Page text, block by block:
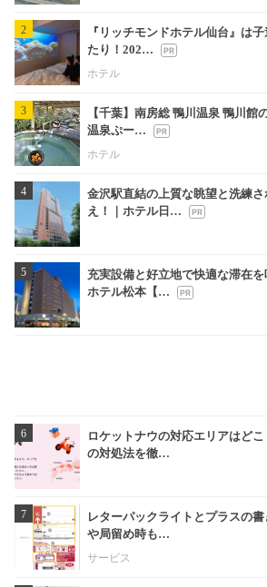
2
『リッチモンドホテル仙台』は
たり！202…
ホテル
3
【千葉】南房総 鴨川温泉 鴨川館
温泉ぷー…
ホテル
4
金沢駅直結の上質な眺望と洗練
え！｜ホテル日…
5
充実設備と好立地で快適な滞在
ホテル松本【…
6
ロケットナウの対応エリアはど
の対処法を徹…
7
レターパックライトとプラスの
や局留め時も…
サービス